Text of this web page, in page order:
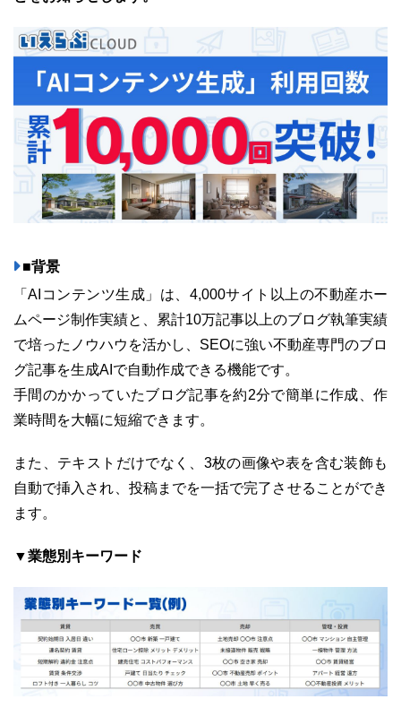
ユーザーインタビュー ホームページ制作実績
お役立ちブログ 資料ダウンロード
特長 サービス一覧 プラン
■背景
「AIコンテンツ生成」は、4,000サイト以上の不動産ホー
ムページ制作実績と、累計10万記事以上のブログ執筆実績
で培ったノウハウを活かし、SEOに強い不動産専門のブロ
グ記事を生成AIで自動作成できる機能です。
手間のかかっていたブログ記事を約2分で簡単に作成、作
業時間を大幅に短縮できます。
また、テキストだけでなく、3枚の画像や表を含む装飾も
自動で挿入され、投稿までを一括で完了させることができ
ます。
▼業態別キーワード